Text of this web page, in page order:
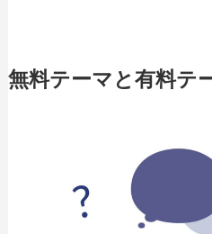
無料テーマと有料テ